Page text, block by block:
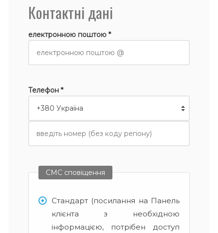
Контактні дані
електронною поштою *
Телефон *
СМС сповіщення
Стандарт (посилання на Панель
клієнта з необхідною
інформацією, потрібен доступ